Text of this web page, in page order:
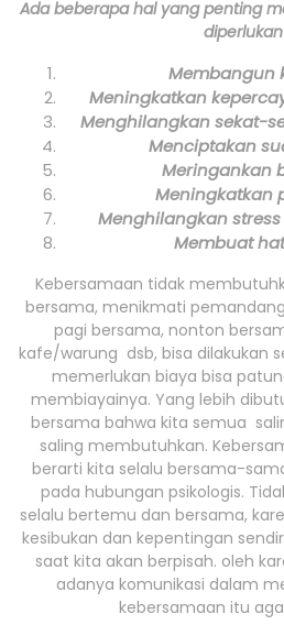
Ada beberapa hal yang penting
Membangun
Meningkatkan
Menghilangkan sekat-
Menciptakan
Meringankan
Meningkatkan
Menghilangkan
Membuat
Kebersamaan tidak
bersama, menikmati
pagi bersama, nonton
kafe/warung dsb, bisa dilakukan
memerlukan biaya bisa
membiayainya. Yang lebih
bersama bahwa kita semua
saling membutuhkan.
berarti kita selalu bersama-
pada hubungan psikologis.
selalu bertemu dan bersama,
kesibukan dan kepentingan
saat kita akan berpisah. oleh
adanya komunikasi dalam
kebersamaan itu